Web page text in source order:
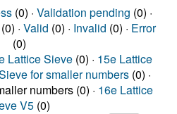
(0) · Validation pending (0) ·
· Valid (0) · Invalid (0) · Error
(0)
Lattice Sieve (0) · 15e Lattice
for smaller numbers (0) ·
numbers (0) · 16e Lattice
V5 (0)